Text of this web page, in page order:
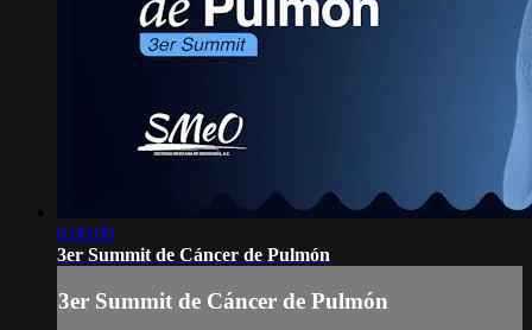
6:00:09
3er Summit de Cáncer de Pulmón
3er Summit de Cáncer de Pulmón